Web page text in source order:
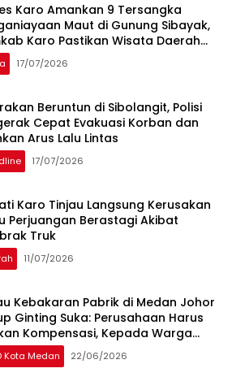
Karo Amankan 9 Tersangka
Maut di Gunung Sibayak,
Karo Pastikan Wisata Daerah
Aman dan Kondusif
17/07/2026
Beruntun di Sibolangit, Polisi
Cepat Evakuasi Korban dan
Arus Lalu Lintas
17/07/2026
Karo Tinjau Langsung Kerusakan
Perjuangan Berastagi Akibat
Truk
11/07/2026
Kebakaran Pabrik di Medan Johor
Ginting Suka: Perusahaan Harus
Kompensasi, Kepada Warga
Kota Medan 22/06/2026